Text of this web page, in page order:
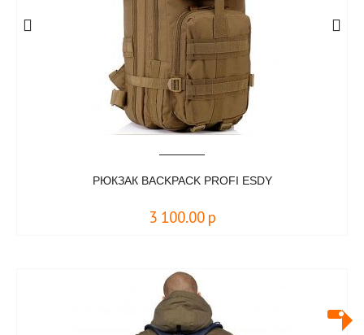
РЮКЗАК BACKPACK PROFI ESDY
3 100.00 р